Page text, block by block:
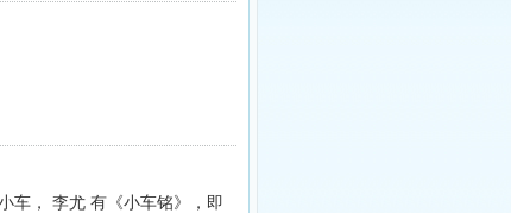
车， 李尤 有《小车铭》，即